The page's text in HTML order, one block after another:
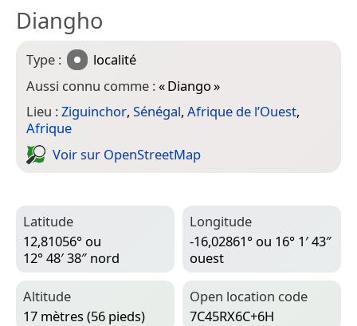
Diangho
Type :
localité
Aussi connu comme :«Diango»
Lieu :Ziguinchor, Sénégal, Afrique de l’Ouest,
Afrique
Voir sur Open­Street­Map
Latitude
12,81056° ou
12° 48′ 38″ nord
Longitude
-16,02861° ou 16° 1′ 43″
ouest
Altitude
17 mètres (56 pieds)
Open location code
7C45RX6C+6H